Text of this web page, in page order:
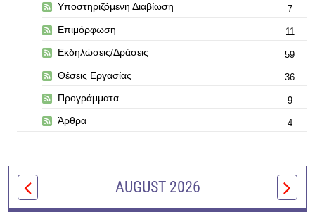
Υποστηριζόμενη Διαβίωση 7
Επιμόρφωση 11
Εκδηλώσεις/Δράσεις 59
Θέσεις Εργασίας 36
Προγράμματα 9
Άρθρα 4
AUGUST 2026